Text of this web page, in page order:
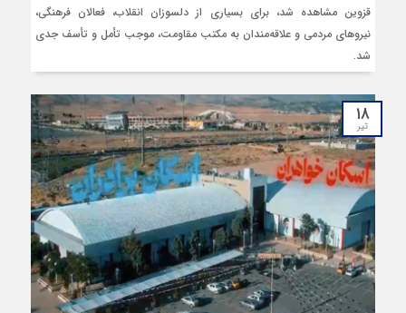
قزوین مشاهده شد، برای بسیاری از دلسوزان انقلاب، فعالان فرهنگی،
نیروهای مردمی و علاقه‌مندان به مکتب مقاومت، موجب تأمل و تأسف جدی
شد.
۱۸
تیر